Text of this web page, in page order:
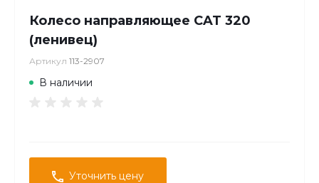
Колесо направляющее CAT 320
(ленивец)
Артикул 113-2907
В наличии
Уточнить цену